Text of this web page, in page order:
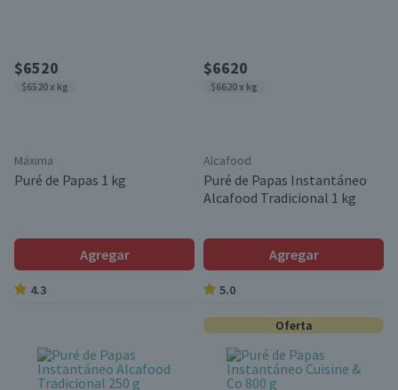
$6520
$6520 x kg
Máxima
Puré de Papas 1 kg
Agregar
4.3
$6620
$6620 x kg
Alcafood
Puré de Papas Instantáneo
Alcafood Tradicional 1 kg
Agregar
5.0
Oferta